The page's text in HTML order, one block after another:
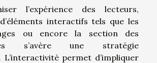
l’expérience des lecteurs,
interactifs tels que les
ou encore la section des
s’avère une stratégie
permet d’impliquer